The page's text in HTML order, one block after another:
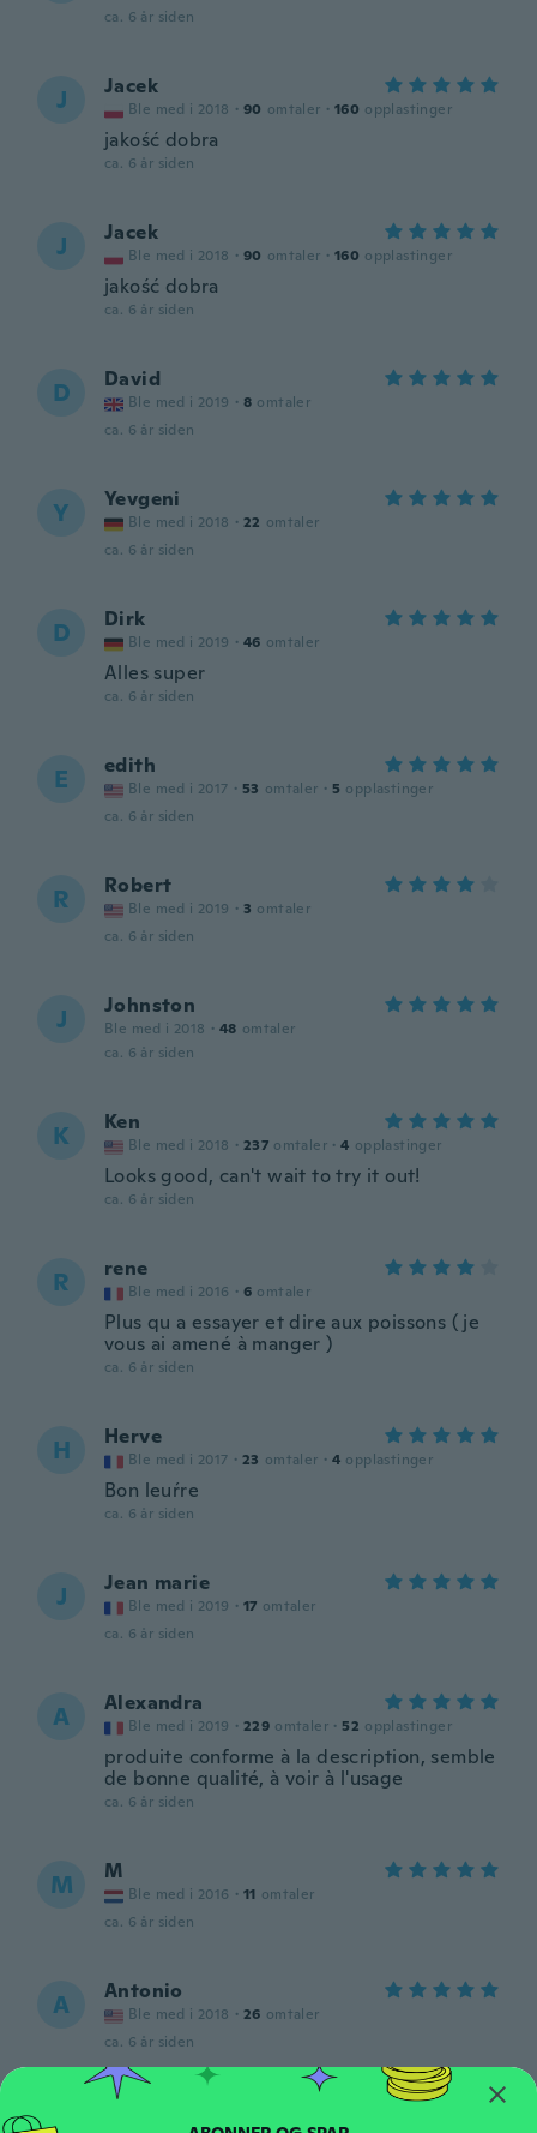
ca. 6 år siden
J Jacek
Ble med i 2018 · 90 omtaler · 160 opplastinger
jakość dobra
ca. 6 år siden
J Jacek
Ble med i 2018 · 90 omtaler · 160 opplastinger
jakość dobra
ca. 6 år siden
D David
Ble med i 2019 · 8 omtaler
ca. 6 år siden
Y Yevgeni
Ble med i 2018 · 22 omtaler
ca. 6 år siden
D Dirk
Ble med i 2019 · 46 omtaler
Alles super
ca. 6 år siden
E edith
Ble med i 2017 · 53 omtaler · 5 opplastinger
ca. 6 år siden
R Robert
Ble med i 2019 · 3 omtaler
ca. 6 år siden
J Johnston
Ble med i 2018 · 48 omtaler
ca. 6 år siden
K Ken
Ble med i 2018 · 237 omtaler · 4 opplastinger
Looks good, can't wait to try it out!
ca. 6 år siden
R rene
Ble med i 2016 · 6 omtaler
Plus qu a essayer et dire aux poissons ( je
vous ai amené à manger )
ca. 6 år siden
H Herve
Ble med i 2017 · 23 omtaler · 4 opplastinger
Bon leuŕre
ca. 6 år siden
J Jean marie
Ble med i 2019 · 17 omtaler
ca. 6 år siden
A Alexandra
Ble med i 2019 · 229 omtaler · 52 opplastinger
produite conforme à la description, semble
de bonne qualité, à voir à l'usage
ca. 6 år siden
M M
Ble med i 2016 · 11 omtaler
ca. 6 år siden
A Antonio
Ble med i 2018 · 26 omtaler
ca. 6 år siden
G